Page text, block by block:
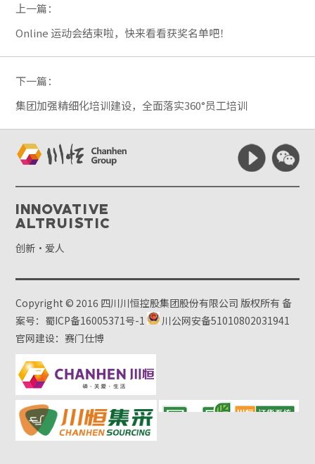
上一篇：
Online 运动会结束啦，快来看看获奖名单吧！
下一篇：
集团加强精细化培训建设，全面落实360°员工培训
Innovative
Altruistic
创新·爱人
Copyright © 2016 四川川恒控股集团股份有限公司 版权所有备
案号：蜀ICP备16005371号-1
川公网安备51010802031941
官网建设：赛门仕博